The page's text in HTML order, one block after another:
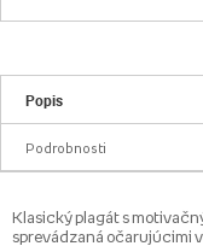
Popis
Podrobnosti
Klasický plagát s
sprevádzaná očarujúcimi